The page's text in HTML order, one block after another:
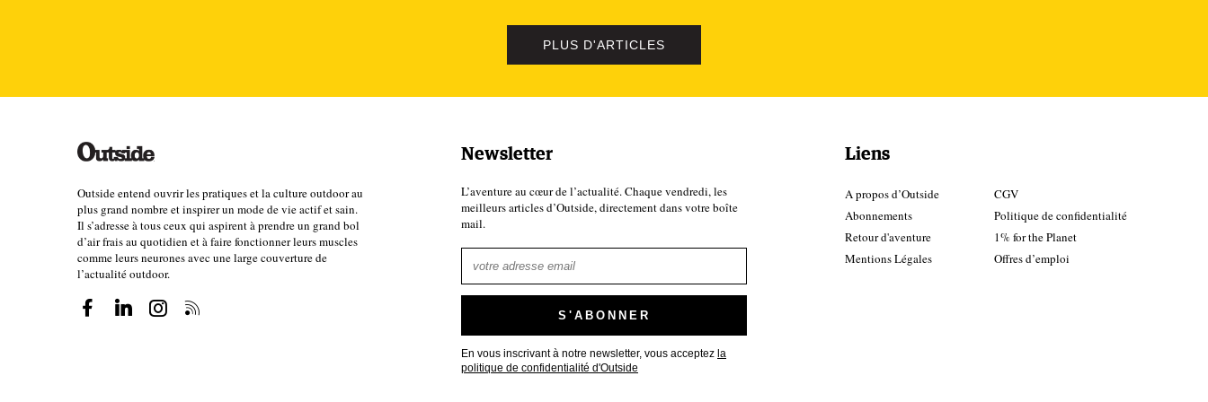
PLUS D'ARTICLES
Outside entend ouvrir les pratiques et la culture outdoor au
plus grand nombre et inspirer un mode de vie actif et sain.
Il s’adresse à tous ceux qui aspirent à prendre un grand bol
d’air frais au quotidien et à faire fonctionner leurs muscles
comme leurs neurones avec une large couverture de
l’actualité outdoor.
Newsletter
L’aventure au cœur de l’actualité. Chaque vendredi, les
meilleurs articles d’Outside, directement dans votre boîte
mail.
En vous inscrivant à notre newsletter, vous acceptez la
politique de confidentialité d'Outside
Liens
A propos d’Outside
Abonnements
Retour d'aventure
Mentions Légales
CGV
Politique de confidentialité
1% for the Planet
Offres d’emploi